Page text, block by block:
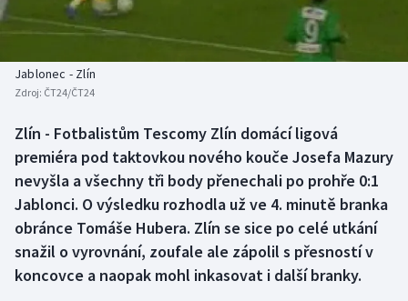
Baseball a softbal
Biatlon
Boby a skeleton
Box
Curling
Dostihy
Soutěže
Aplikace ČT sport
AZ kvíz
Jablonec - Zlín
Zdroj: ČT24/ČT24
Zlín - Fotbalistům Tescomy Zlín domácí ligová
premiéra pod taktovkou nového kouče Josefa Mazury
nevyšla a všechny tři body přenechali po prohře 0:1
Jablonci. O výsledku rozhodla už ve 4. minutě branka
obránce Tomáše Hubera. Zlín se sice po celé utkání
snažil o vyrovnání, zoufale ale zápolil s přesností v
koncovce a naopak mohl inkasovat i další branky.